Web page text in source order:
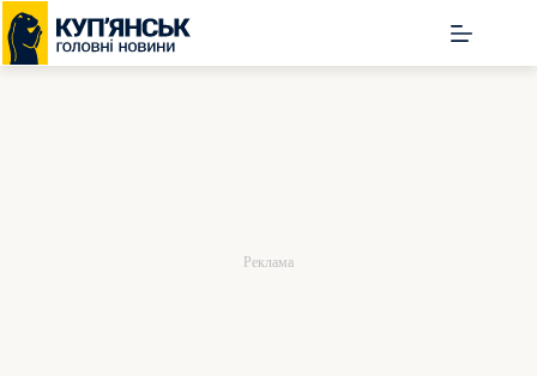
Перейти
до
вмісту